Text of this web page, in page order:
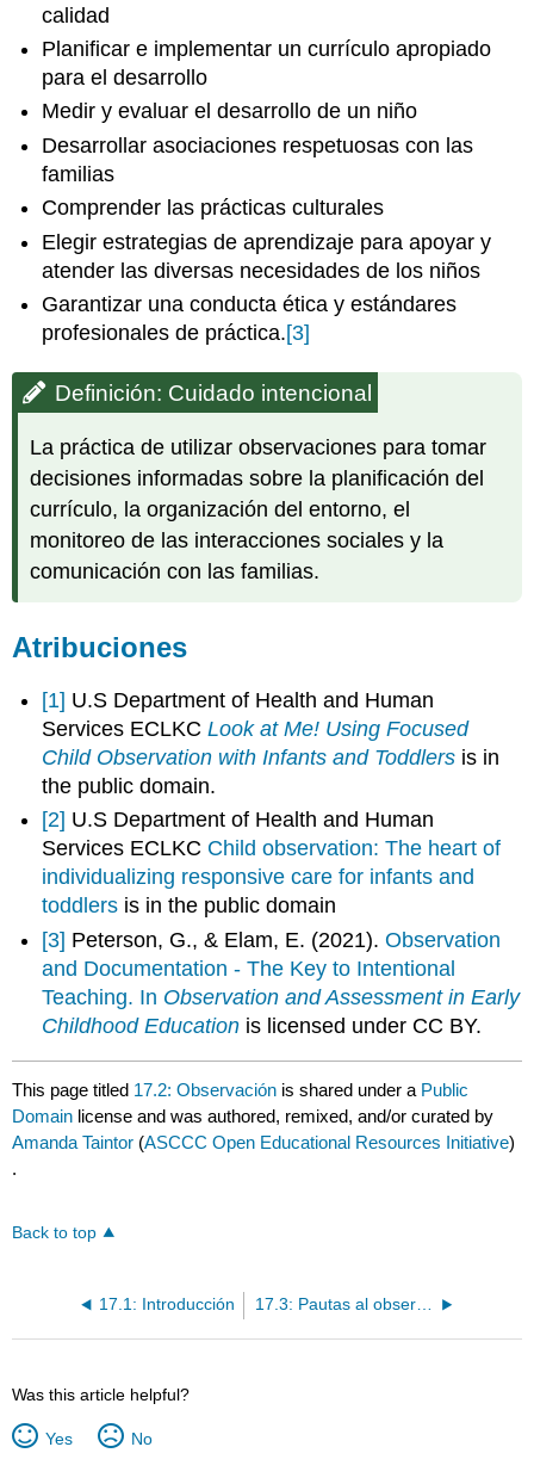
calidad
Planificar e implementar un currículo apropiado
para el desarrollo
Medir y evaluar el desarrollo de un niño
Desarrollar asociaciones respetuosas con las
familias
Comprender las prácticas culturales
Elegir estrategias de aprendizaje para apoyar y
atender las diversas necesidades de los niños
Garantizar una conducta ética y estándares
profesionales de práctica.[3]
Definición: Cuidado intencional
La práctica de utilizar observaciones para tomar
decisiones informadas sobre la planificación del
currículo, la organización del entorno, el
monitoreo de las interacciones sociales y la
comunicación con las familias.
Atribuciones
[1] U.S Department of Health and Human
Services ECLKCLook at Me! Using Focused
Child Observation with Infants and Toddlers is in
the public domain.
[2] U.S Department of Health and Human
Services ECLKC Child observation: The heart of
individualizing responsive care for infants and
toddlers is in the public domain
[3] Peterson, G., & Elam, E. (2021).Observation
and Documentation - The Key to Intentional
Teaching. In Observation and Assessment in Early
Childhood Education is licensed under CC BY.
This page titled 17.2: Observación is shared under a Public
Domain license and was authored, remixed, and/or curated by
Amanda Taintor (ASCCC Open Educational Resources Initiative)
.
Back to top
17.1: Introducción 17.3: Pautas al observar a los niños
Was this article helpful?
Yes No